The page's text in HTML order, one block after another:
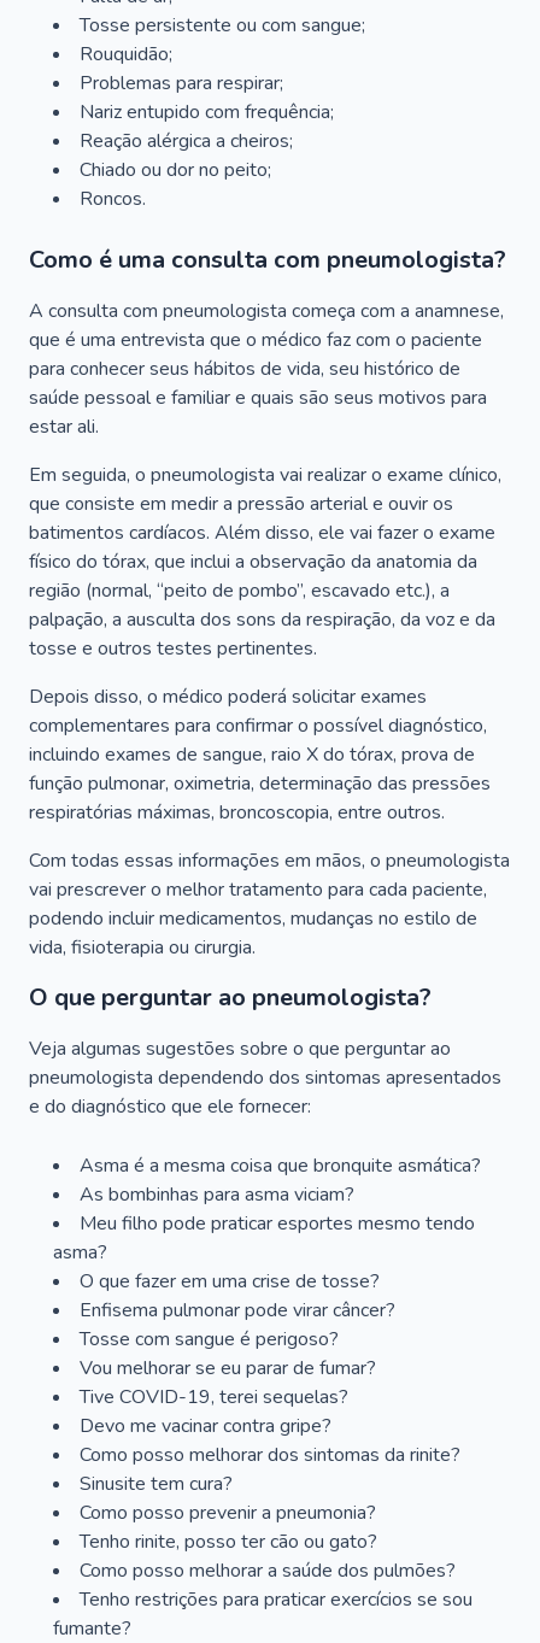
Tosse persistente ou com sangue;
Rouquidão;
Problemas para respirar;
Nariz entupido com frequência;
Reação alérgica a cheiros;
Chiado ou dor no peito;
Roncos.
Como é uma consulta com pneumologista?
A consulta com pneumologista começa com a anamnese,
que é uma entrevista que o médico faz com o paciente
para conhecer seus hábitos de vida, seu histórico de
saúde pessoal e familiar e quais são seus motivos para
estar ali.
Em seguida, o pneumologista vai realizar o exame clínico,
que consiste em medir a pressão arterial e ouvir os
batimentos cardíacos. Além disso, ele vai fazer o exame
físico do tórax, que inclui a observação da anatomia da
região (normal, “peito de pombo”, escavado etc.), a
palpação, a ausculta dos sons da respiração, da voz e da
tosse e outros testes pertinentes.
Depois disso, o médico poderá solicitar exames
complementares para confirmar o possível diagnóstico,
incluindo exames de sangue, raio X do tórax, prova de
função pulmonar, oximetria, determinação das pressões
respiratórias máximas, broncoscopia, entre outros.
Com todas essas informações em mãos, o pneumologista
vai prescrever o melhor tratamento para cada paciente,
podendo incluir medicamentos, mudanças no estilo de
vida, fisioterapia ou cirurgia.
O que perguntar ao pneumologista?
Veja algumas sugestões sobre o que perguntar ao
pneumologista dependendo dos sintomas apresentados
e do diagnóstico que ele fornecer:
Asma é a mesma coisa que bronquite asmática?
As bombinhas para asma viciam?
Meu filho pode praticar esportes mesmo tendo
asma?
O que fazer em uma crise de tosse?
Enfisema pulmonar pode virar câncer?
Tosse com sangue é perigoso?
Vou melhorar se eu parar de fumar?
Tive COVID-19, terei sequelas?
Devo me vacinar contra gripe?
Como posso melhorar dos sintomas da rinite?
Sinusite tem cura?
Como posso prevenir a pneumonia?
Tenho rinite, posso ter cão ou gato?
Como posso melhorar a saúde dos pulmões?
Tenho restrições para praticar exercícios se sou
fumante?